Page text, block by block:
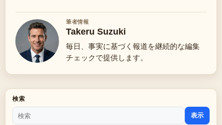
筆者情報
Takeru Suzuki
毎日、事実に基づく報道を継続的な編集
チェックで提供します。
検索
表示